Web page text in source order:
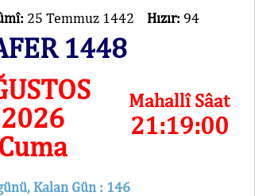
25 Temmuz 1442 Hızır: 94
1448
2026
Cuma
Mahallî Sâat
21:19:00
Kalan Gün : 146